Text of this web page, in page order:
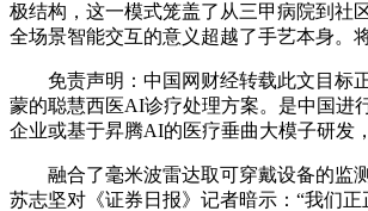
极结构，这一模式笼盖了从三甲病院到社
全场景智能交互的意义超越了手艺本身。
免责声明：中国网财经转载此文目标正
蒙的聪慧西医AI诊疗处理方案。是中国进
企业或基于昇腾AI的医疗垂曲大模子研发
融合了毫米波雷达取可穿戴设备的监测
苏志坚对《证券日报》记者暗示：“我们